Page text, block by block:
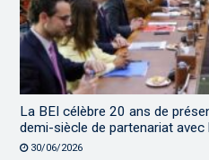
La BEI célèbre 20 ans de
demi-siècle de partenariat avec
30/06/2026